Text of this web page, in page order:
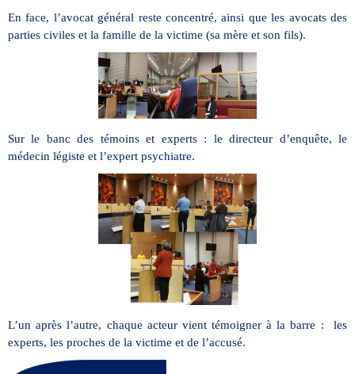
En face, l’avocat général reste concentré, ainsi que les avocats des
parties civiles et la famille de la victime (sa mère et son fils).
Sur le banc des témoins et experts : le directeur d’enquête, le
médecin légiste et l’expert psychiatre.
L’un après l’autre, chaque acteur vient témoigner à la barre : les
experts, les proches de la victime et de l’accusé.